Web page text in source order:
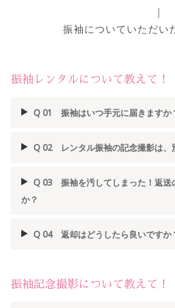
｜
振袖についていただい
振袖レンタルについて教えて！
Q 01 振袖はいつ手元に届きますか
Q 02 レンタル振袖の記念撮影は、
Q 03 振袖を汚してしまった！返送
か？
Q 04 返却はどうしたら良いですか
振袖記念撮影について教えて！